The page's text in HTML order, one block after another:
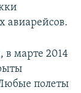
авиарейсов.
в марте 2014
полеты